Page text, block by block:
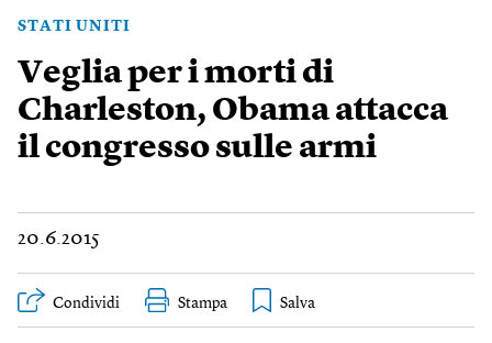
STATI UNITI
Veglia per i morti di
Charleston, Obama attacca
il congresso sulle armi
20.6.2015
Condividi Stampa